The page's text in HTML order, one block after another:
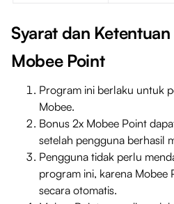
Syarat dan
Mobee Point
Program ini berlaku untuk
Mobee.
Bonus 2x Mobee Point
setelah pengguna berhasil
Pengguna tidak perlu
program ini, karena Mobee
secara otomatis.